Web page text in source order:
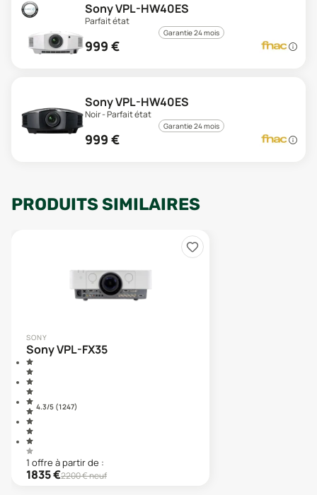
Sony VPL-HW40ES
Parfait état
Garantie 24 mois
999 €
Sony VPL-HW40ES
Noir - Parfait état
Garantie 24 mois
999 €
PRODUITS SIMILAIRES
SONY
Sony VPL-FX35
4.3/5 (1 247)
1 offre à partir de :
1835€2200€ neuf